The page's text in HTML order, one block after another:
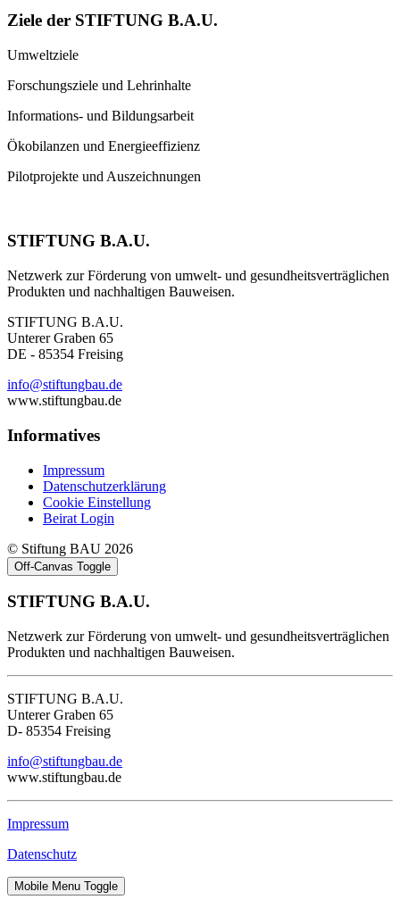
Ziele der STIFTUNG B.A.U.
Umweltziele
Forschungsziele und Lehrinhalte
Informations- und Bildungsarbeit
Ökobilanzen und Energieeffizienz
Pilotprojekte und Auszeichnungen
STIFTUNG B.A.U.
Netzwerk zur Förderung von umwelt- und gesundheitsverträglichen
Produkten und nachhaltigen Bauweisen.
STIFTUNG B.A.U.
Unterer Graben 65
DE - 85354 Freising
info@stiftungbau.de
www.stiftungbau.de
Informatives
Impressum
Datenschutzerklärung
Cookie Einstellung
Beirat Login
© Stiftung BAU 2026
Off-Canvas Toggle
STIFTUNG B.A.U.
Netzwerk zur Förderung von umwelt- und gesundheitsverträglichen
Produkten und nachhaltigen Bauweisen.
STIFTUNG B.A.U.
Unterer Graben 65
D- 85354 Freising
info@stiftungbau.de
www.stiftungbau.de
Impressum
Datenschutz
Mobile Menu Toggle